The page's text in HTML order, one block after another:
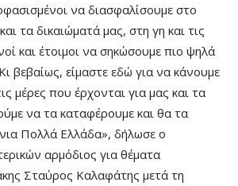
να διασφαλίσουμε στο
τα δικαιώματά μας, στη γη και τις
και έτοιμοι να σηκώσουμε πιο ψηλά
βεβαίως, είμαστε εδώ για να κάνουμε
μέρες που έρχονται για μας και τα
να τα καταφέρουμε και θα τα
Πολλά Ελλάδα», δήλωσε ο
αρμόδιος για θέματα
Σταύρος Καλαφάτης μετά τη